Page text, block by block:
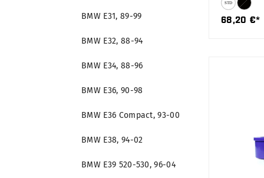
BMW E31, 89-99
BMW E32, 88-94
BMW E34, 88-96
BMW E36, 90-98
BMW E36 Compact, 93-00
BMW E38, 94-02
BMW E39 520-530, 96-04
68,20 €*